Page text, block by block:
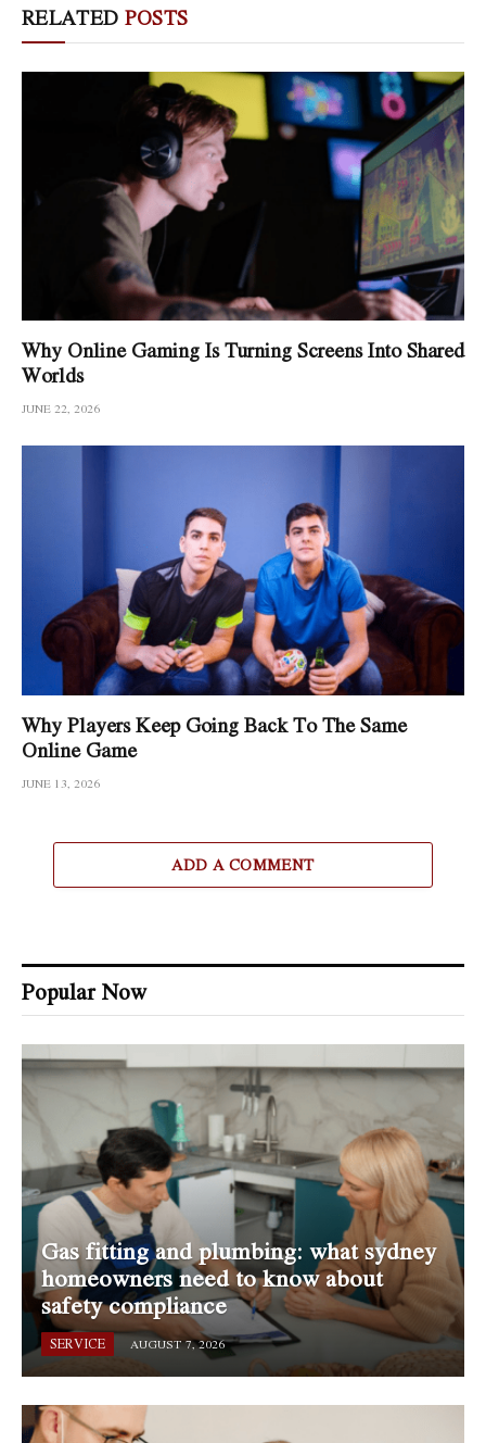
RELATED POSTS
Why Online Gaming Is Turning Screens Into Shared
Worlds
JUNE 22, 2026
Why Players Keep Going Back To The Same
Online Game
JUNE 13, 2026
ADD A COMMENT
Popular Now
Gas fitting and plumbing: what sydney
homeowners need to know about
safety compliance
SERVICE AUGUST 7, 2026